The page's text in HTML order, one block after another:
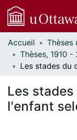
Communautés
et collections
Parcourir
À propos
Accueil
Les
l'enfant